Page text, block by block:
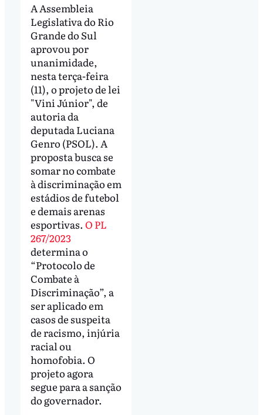
A Assembleia
Legislativa do Rio
Grande do Sul
aprovou por
unanimidade,
nesta terça-feira
(11), o projeto de lei
"Vini Júnior", de
autoria da
deputada Luciana
Genro (PSOL). A
proposta busca se
somar no combate
à discriminação em
estádios de futebol
e demais arenas
esportivas. O PL
267/2023
determina o
“Protocolo de
Combate à
Discriminação”, a
ser aplicado em
casos de suspeita
de racismo, injúria
racial ou
homofobia. O
projeto agora
segue para a sanção
do governador.